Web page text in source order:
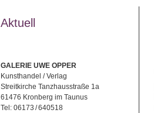
Aktuell
GALERIE UWE OPPER
Kunsthandel / Verlag
Streitkirche Tanzhausstraße 1a
61476 Kronberg im Taunus
Tel: 06173 / 640518